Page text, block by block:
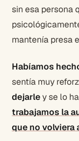
sin esa persona
mantenía presa
Habíamos
sentía muy
dejarley se lo
trabajamos la
que no volviera